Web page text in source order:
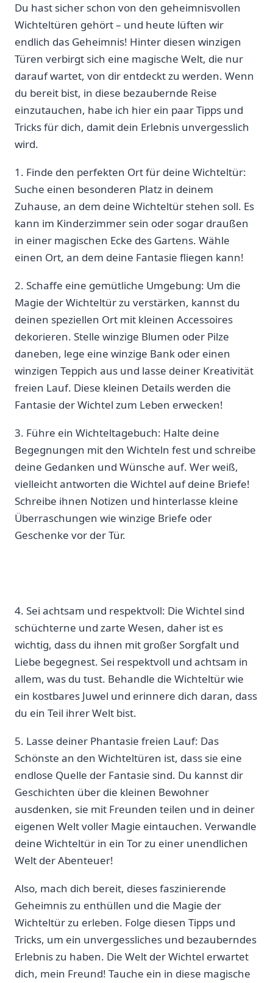
Du hast sicher schon von den geheimnisvollen
Wichteltüren gehört – und heute lüften wir
endlich das Geheimnis! ⁤Hinter diesen‍ winzigen
Türen verbirgt sich eine magische Welt, die nur
⁣darauf wartet, von dir entdeckt ‌zu werden. Wenn
du bereit ​bist, in diese bezaubernde Reise
einzutauchen, habe⁣ ich hier ein paar Tipps und
Tricks für dich, damit dein Erlebnis unvergesslich
wird.
1. Finde ‍den perfekten Ort für deine Wichteltür:
Suche einen besonderen Platz in ⁢deinem
Zuhause, an dem deine Wichteltür stehen soll. Es
kann ⁤im Kinderzimmer sein oder sogar draußen
in einer magischen ​Ecke des Gartens. Wähle
einen Ort,​ an dem deine Fantasie fliegen kann!
2. Schaffe ​eine gemütliche Umgebung: Um die
Magie der Wichteltür zu verstärken, kannst ⁤du
deinen speziellen Ort mit kleinen Accessoires
dekorieren. Stelle winzige Blumen oder Pilze
daneben, lege eine winzige Bank oder einen
winzigen⁤ Teppich aus ‍und lasse⁤ deiner Kreativität
freien ⁤Lauf. Diese kleinen Details werden die
Fantasie der Wichtel zum Leben erwecken!
3. Führe ein Wichteltagebuch: Halte deine
Begegnungen​ mit den‍ Wichteln fest und schreibe
deine⁢ Gedanken und Wünsche auf. Wer⁤ weiß,
vielleicht antworten ⁤die Wichtel auf ⁤deine Briefe!
Schreibe ihnen Notizen⁢ und hinterlasse kleine
Überraschungen ‍wie winzige Briefe oder
Geschenke vor der Tür.
4. Sei achtsam und respektvoll: Die Wichtel sind
schüchterne und ⁣zarte Wesen, daher ist es
‌wichtig, dass du ihnen mit großer Sorgfalt und
Liebe ‍begegnest. Sei respektvoll und achtsam ‍in
allem, was du tust. Behandle die Wichteltür‌ wie​
ein kostbares Juwel und erinnere dich daran,⁤ dass
du ein Teil ihrer ​Welt bist.
5. Lasse deiner Phantasie freien Lauf: ‍Das
Schönste an den Wichteltüren ist, dass sie eine
⁤endlose Quelle der Fantasie sind.‍ Du kannst ‍dir
Geschichten über die kleinen Bewohner
ausdenken, sie mit Freunden teilen und in ⁢deiner
eigenen Welt voller Magie eintauchen. Verwandle⁣
deine Wichteltür in ein Tor zu einer unendlichen
⁢Welt der Abenteuer!
Also, ‍mach ⁣dich bereit, dieses faszinierende
Geheimnis zu enthüllen und die Magie der
Wichteltür zu erleben. Folge diesen Tipps und
Tricks, um ein unvergessliches und bezauberndes
Erlebnis zu⁣ haben. ⁢Die Welt der Wichtel erwartet
dich, mein Freund!⁣ Tauche ein in diese magische‌